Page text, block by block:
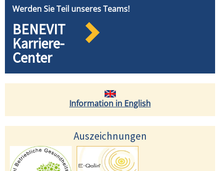
Werden Sie Teil unseres Teams!
BENEVIT
Karriere-
Center
Information in English
Auszeichnungen